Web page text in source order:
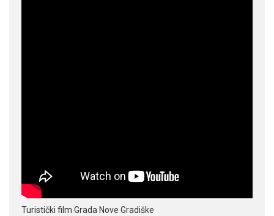
Turistički film Grada Nove Gradiške